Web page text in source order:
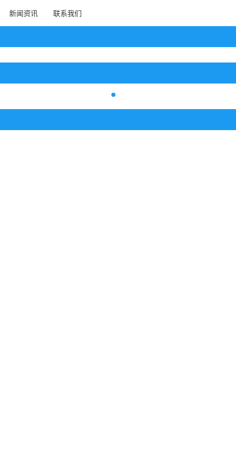
新闻资讯 联系我们